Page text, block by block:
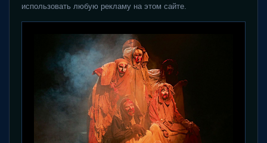
использовать любую рекламу на этом сайте.